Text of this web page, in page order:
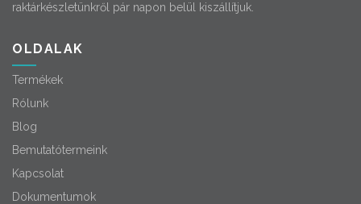
raktárkészletünkről pár napon belül kiszállítjuk.
OLDALAK
Termékek
Rólunk
Blog
Bemutatótermeink
Kapcsolat
Dokumentumok